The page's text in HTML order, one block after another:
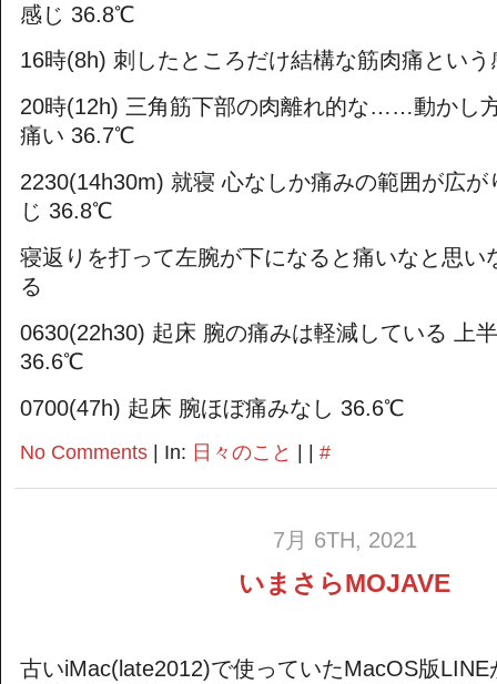
感じ 36.8℃
16時(8h) 刺したところだけ結構な筋肉痛とい
20時(12h) 三角筋下部の肉離れ的な……動かし
痛い 36.7℃
2230(14h30m) 就寝 心なしか痛みの範囲が広が
じ 36.8℃
寝返りを打って左腕が下になると痛いなと思い
る
0630(22h30) 起床 腕の痛みは軽減している 上
36.6℃
0700(47h) 起床 腕ほぼ痛みなし 36.6℃
No Comments | In: 日々のこと #
7月 6TH, 2021
いまさらMOJAVE
古いiMac(late2012)で使っていたMacOS版LINE